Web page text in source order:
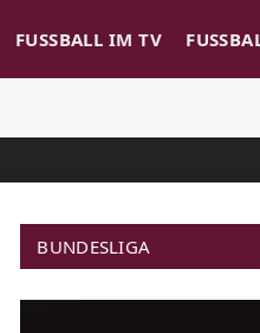
FUSSBALL IM TV
BUNDESLIGA